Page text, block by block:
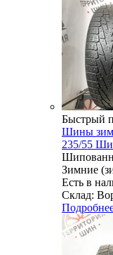
Быстрый
Шины
235/55
Зимние
Есть в
Склад: